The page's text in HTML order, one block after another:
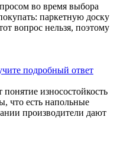
во время выбора
паркетную доску
вопрос нельзя, поэтому
подробный ответ
понятие износостойкость
что есть напольные
производители дают